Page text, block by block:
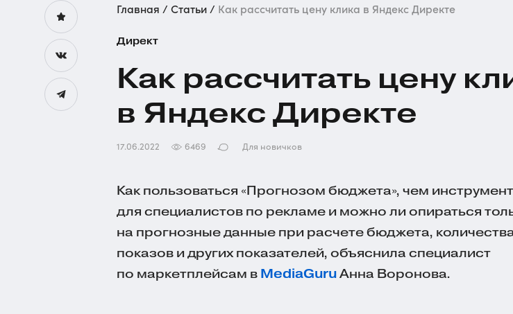
Главная Статьи Как рассчитать цену клика в Яндекс Директе
Директ
Как рассчитать цену
в Яндекс Директе
17.06.2022 6469 Для новичков
Как пользоваться «Прогнозом бюджета», чем
для специалистов по рекламе и можно ли опираться
на прогнозные данные при расчете бюджета,
показов и других показателей, объяснила специалист
по маркетплейсам в MediaGuruАнна Воронова.